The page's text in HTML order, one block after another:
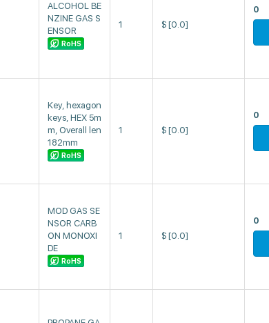
ALCOHOL BE
NZINE GAS S
ENSOR
RoHS
1 $ [0.0]
0
Key, hexagon
keys, HEX 5m
m, Overall len
182mm
RoHS
1 $ [0.0]
0
MOD GAS SE
NSOR CARB
ON MONOXI
DE
RoHS
1 $ [0.0]
0